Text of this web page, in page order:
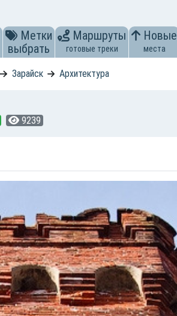
Метки
выбрать
Маршруты
готовые треки
Новые
места
Зарайск Архитектура
9239